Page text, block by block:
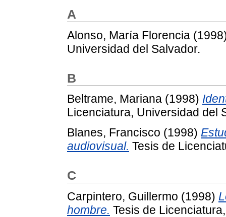
A
Alonso, María Florencia
Universidad del Salvador.
B
Beltrame, Mariana (1998)
Licenciatura, Universidad del
Blanes, Francisco (1998)
audiovisual. Tesis de
C
Carpintero, Guillermo (1998)
hombre. Tesis de